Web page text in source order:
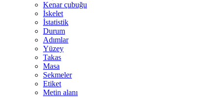
Kenar çubuğu
İskelet
İstatistik
Durum
Adımlar
Yüzey
Takas
Masa
Sekmeler
Etiket
Metin alanı